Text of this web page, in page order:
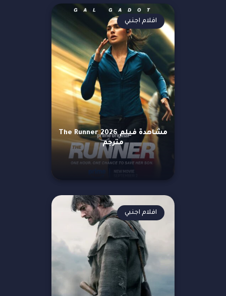
مشاهدة فيلم The Runner 2026
مترجم
افلام اجنبي
افلام اجنبي